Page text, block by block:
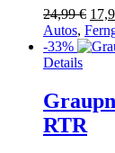
Die
auf
der
24,99€
war:
Autos,
-33%
Details
RTR